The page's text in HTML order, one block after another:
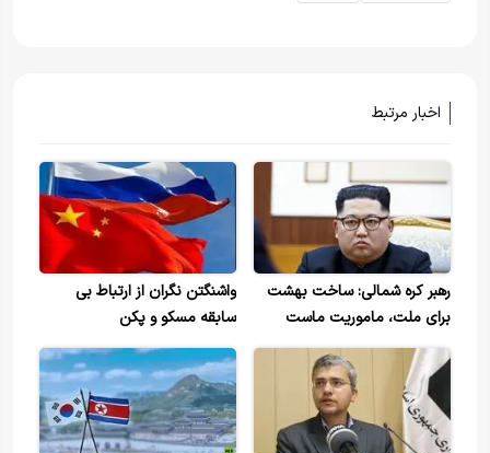
اخبار مرتبط
رهبر کره شمالی: ساخت بهشت
برای ملت، ماموریت ماست
واشنگتن نگران از ارتباط بی
سابقه مسکو و پکن